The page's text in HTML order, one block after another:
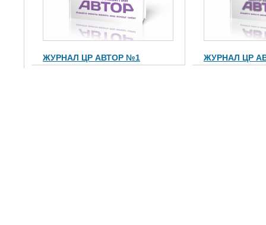
ЖУРНАЛ ЦР АВТОР №1 ЖУРНАЛ ЦР